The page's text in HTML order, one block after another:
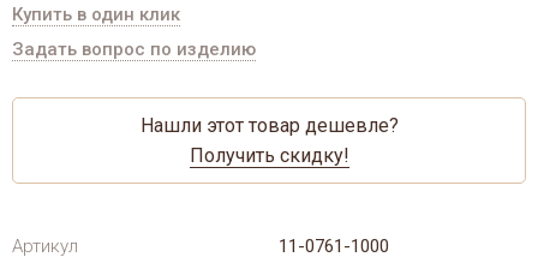
Купить в один клик
Задать вопрос по изделию
Нашли этот товар дешевле?
Получить скидку!
Артикул
11-0761-1000